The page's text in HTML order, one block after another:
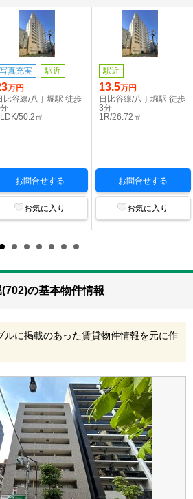
写真充実 駅近
万円
比谷線/八丁堀駅 徒歩
50.2㎡
お問合せする
お気に入り
駅近
13.5万円
日比谷線/八丁堀駅 徒歩
3分
1R/26.72㎡
お問合せする
お気に入り
の基本物件情報
ルに掲載のあった賃貸物件情報を元に作